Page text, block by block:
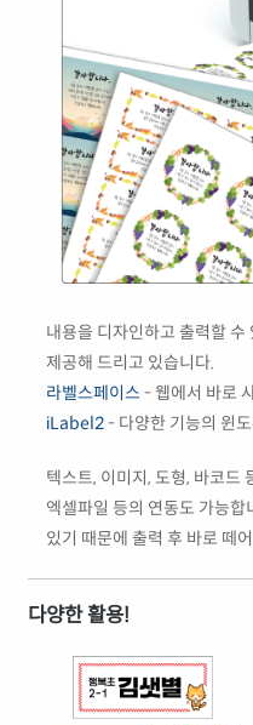
내용을 디자인하고 출력할
제공해 드리고 있습니다.
라벨스페이스 - 웹에서 바로
iLabel2- 다양한 기능의 윈
텍스트, 이미지, 도형, 바코드
엑셀파일 등의 연동도 가능합
있기 때문에 출력 후 바로 떼
다양한 활용!